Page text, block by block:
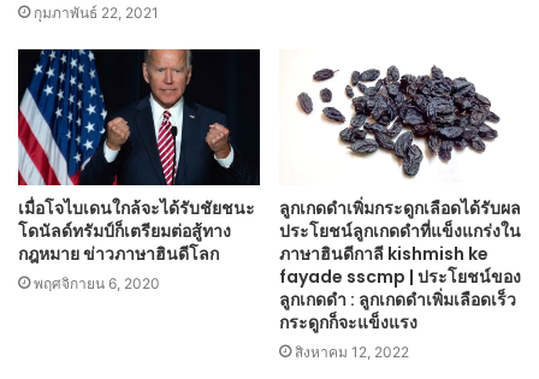
กุมภาพันธ์ 22, 2021
เมื่อโจไบเดนใกล้จะได้รับชัยชนะ
โดนัลด์ทรัมป์ก็เตรียมต่อสู้ทาง
กฎหมาย ข่าวภาษาฮินดีโลก
พฤศจิกายน 6, 2020
ลูกเกดดำเพิ่มกระดูกเลือดได้รับผล
ประโยชน์ลูกเกดดำที่แข็งแกร่งใน
ภาษาฮินดีกาลี kishmish ke
fayade sscmp | ประโยชน์ของ
ลูกเกดดำ : ลูกเกดดำเพิ่มเลือดเร็ว
กระดูกก็จะแข็งแรง
สิงหาคม 12, 2022